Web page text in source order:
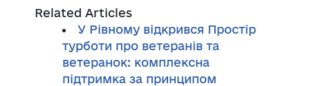
Related Articles
У Рівному відкрився Простір
турботи про ветеранів та
ветеранок: комплексна
підтримка за принципом